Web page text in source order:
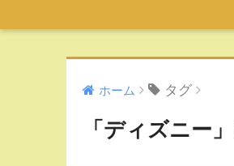
ホーム タグ
「ディズニー